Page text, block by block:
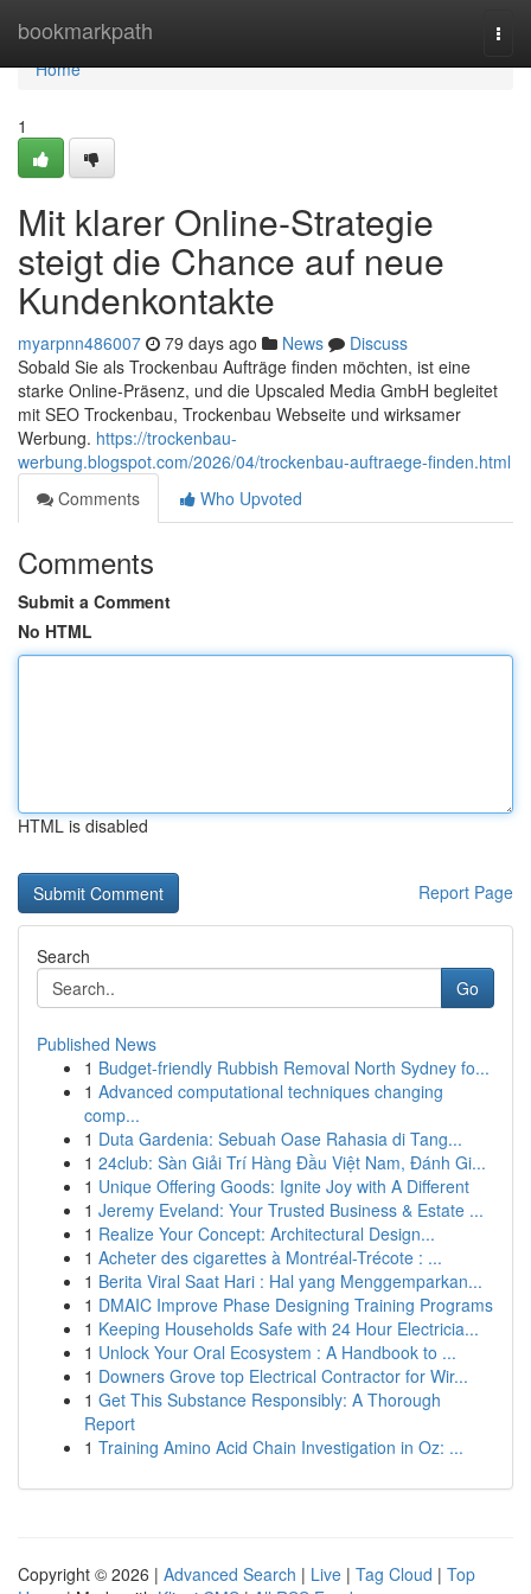
bookmarkpath
Home
Home
1
Mit klarer Online-Strategie
steigt die Chance auf neue
Kundenkontakte
myarpnn486007 79 days ago News
Discuss
Sobald Sie als Trockenbau Aufträge finden möchten, ist eine
starke Online-Präsenz, und die Upscaled Media GmbH begleitet
mit SEO Trockenbau, Trockenbau Webseite und wirksamer
Werbung. https://trockenbau-
werbung.blogspot.com/2026/04/trockenbau-auftraege-finden.html
Comments
Who Upvoted
Comments
Submit a Comment
No HTML
HTML is disabled
Report Page
Search
Go
Published News
1 Budget-friendly Rubbish Removal North Sydney fo...
1 Advanced computational techniques changing
comp...
1 Duta Gardenia: Sebuah Oase Rahasia di Tang...
1 24club: Sàn Giải Trí Hàng Đầu Việt Nam, Đánh Gi...
1 Unique Offering Goods: Ignite Joy with A Different
1 Jeremy Eveland: Your Trusted Business & Estate ...
1 Realize Your Concept: Architectural Design...
1 Acheter des cigarettes à Montréal-Trécote : ...
1 Berita Viral Saat Hari : Hal yang Menggemparkan...
1 DMAIC Improve Phase Designing Training Programs
1 Keeping Households Safe with 24 Hour Electricia...
1 Unlock Your Oral Ecosystem : A Handbook to ...
1 Downers Grove top Electrical Contractor for Wir...
1 Get This Substance Responsibly: A Thorough
Report
1 Training Amino Acid Chain Investigation in Oz: ...
Copyright © 2026 | Advanced Search | Live | Tag Cloud | Top